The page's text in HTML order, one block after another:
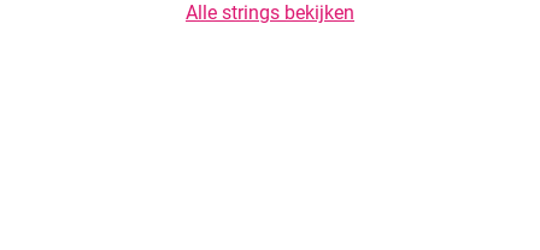
Alle strings bekijken